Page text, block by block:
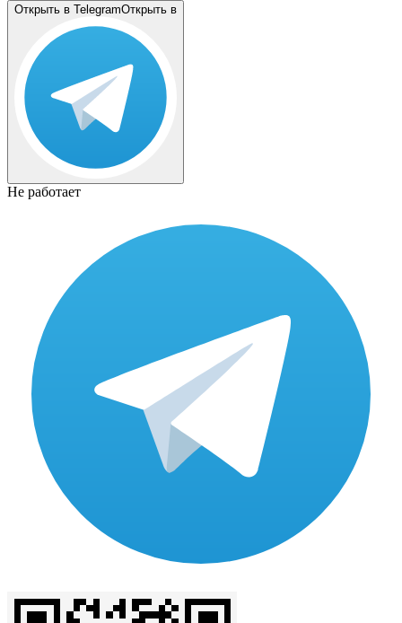
Открыть в TelegramОткрыть в
Не работает